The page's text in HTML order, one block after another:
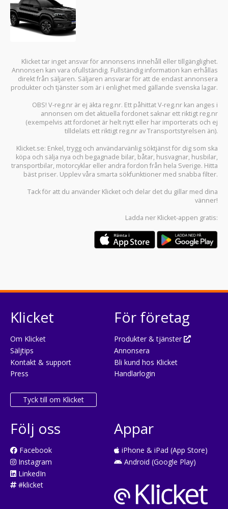
Klicket tar inget ansvar för annonsens innehåll eller tillgänglighet.
Annonsen kan vara ofullständig. Fullständig information kan erhållas
direkt från säljaren. Säljaren ansvarar för att de endast annonsera
produkter och tjänster som är i enlighet med gällande svenska lagar.
OBS! V-reg.nr är ej äkta reg.nr. Ett påhittat V-reg.nr kan anges i
annonsen om det aktuella fordonet saknar ett riktigt reg.nr
(exempelvis att fordonet är helt nytt eller har importerats och ej
tilldelats ett riktigt reg.nr av Transportstyrelsen än).
Klicket.se: Enkel, trygg och användarvänlig söktjänst för dig som ska
köpa och sälja nya och begagnade bilar, båtar, husvagnar, husbilar,
transportbilar, motorcyklar eller andra fordon från hela Sverige. Hitta
bäst priser. Upplev våra smarta sökfunktioner med snabba filter.
Tack för att du använder Klicket och delar det du gillar med dina
vänner!
Ladda ner Klicket-appen gratis:
Klicket
Om Klicket
Säljtips
Kontakt & support
Press
Tyck till om Klicket
För företag
Produkter & tjänster
Annonsera
Bli kund hos Klicket
Handlarlogin
Följ oss
Facebook
Instagram
LinkedIn
#klicket
Appar
iPhone & iPad (App Store)
Android (Google Play)